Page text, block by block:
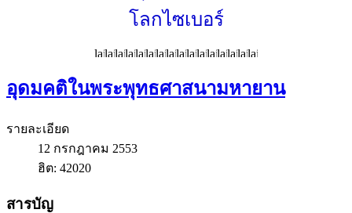
โลกไซเบอร์
อุดมคติในพระพุทธศาสนามหายาน
รายละเอียด
12 กรกฎาคม 2553
ฮิต: 42020
สารบัญ